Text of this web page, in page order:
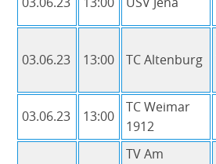
03.06.23 13:00 TC Altenburg
03.06.23 13:00
TC Weimar
1912
TV Am